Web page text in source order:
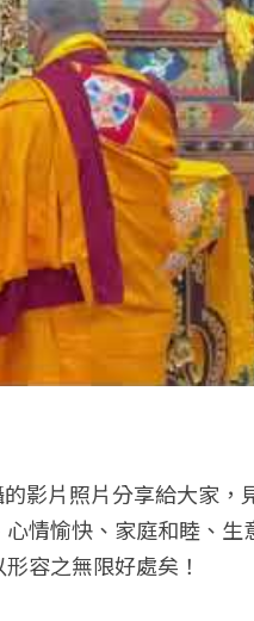
影片照片分享給大家，
情愉快、家庭和睦、生
容之無限好處矣！